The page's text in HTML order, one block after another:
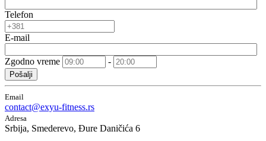
Telefon
E-mail
Zgodno vreme -
Pošalji
Email
contact@exyu-fitness.rs
Adresa
Srbija, Smederevo, Đure Daničića 6